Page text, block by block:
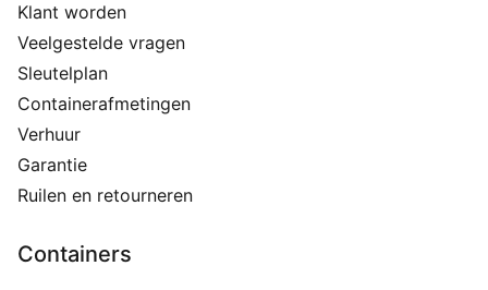
Klant worden
Veelgestelde vragen
Sleutelplan
Containerafmetingen
Verhuur
Garantie
Ruilen en retourneren
Containers